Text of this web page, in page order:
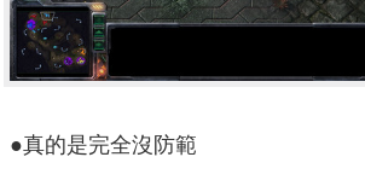
●真的是完全沒防範